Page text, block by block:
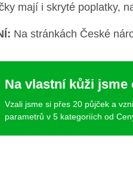
mají i skryté poplatky,
Na stránkách České
Na vlastní kůži jsme
Vzali jsme si přes 20 půjček a
parametrů v 5 kategoriích od